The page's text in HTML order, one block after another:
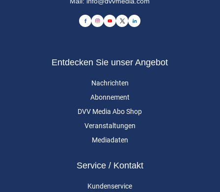
Entdecken Sie unser Angebot
Nachrichten
Abonnement
DVV Media Abo Shop
Veranstaltungen
Mediadaten
Service / Kontakt
Kundenservice